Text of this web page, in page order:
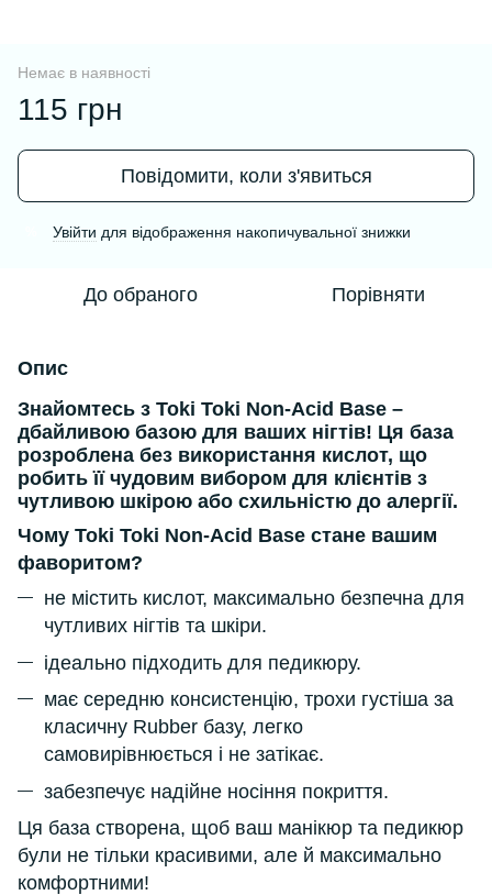
Немає в наявності
115 грн
Повідомити, коли з'явиться
Увійти для відображення накопичувальної знижки
До обраного Порівняти
Опис
Знайомтесь з Toki Toki Non-Acid Base –
дбайливою базою для ваших нігтів! Ця база
розроблена без використання кислот, що
робить її чудовим вибором для клієнтів з
чутливою шкірою або схильністю до алергії.
Чому Toki Toki Non-Acid Base стане вашим
фаворитом?
не містить кислот, максимально безпечна для
чутливих нігтів та шкіри.
ідеально підходить для педикюру.
має середню консистенцію, трохи густіша за
класичну Rubber базу, легко
самовирівнюється і не затікає.
забезпечує надійне носіння покриття.
Ця база створена, щоб ваш манікюр та педикюр
були не тільки красивими, але й максимально
комфортними!